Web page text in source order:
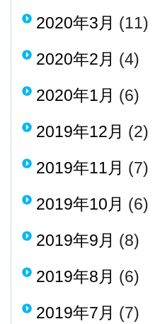
2020年3月 (11)
2020年2月 (4)
2020年1月 (6)
2019年12月 (2)
2019年11月 (7)
2019年10月 (6)
2019年9月 (8)
2019年8月 (6)
2019年7月 (7)